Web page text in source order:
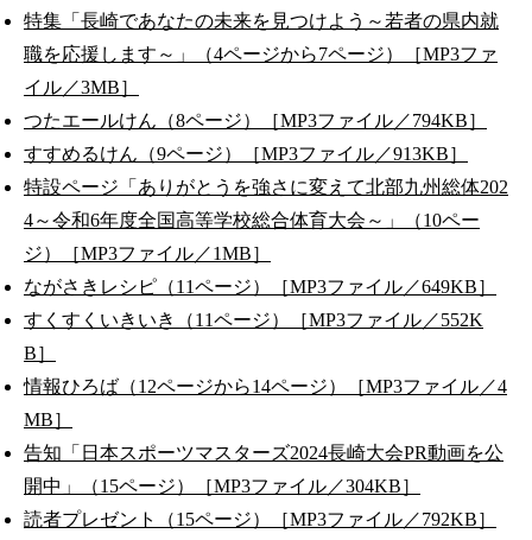
特集「長崎であなたの未来を見つけよう～若者の県内就
職を応援します～」（4ページから7ページ）［MP3ファ
イル／3MB］
つたエールけん（8ページ）［MP3ファイル／794KB］
すすめるけん（9ページ）［MP3ファイル／913KB］
特設ページ「ありがとうを強さに変えて北部九州総体202
4～令和6年度全国高等学校総合体育大会～」（10ペー
ジ）［MP3ファイル／1MB］
ながさきレシピ（11ページ）［MP3ファイル／649KB］
すくすくいきいき（11ページ）［MP3ファイル／552K
B］
情報ひろば（12ページから14ページ）［MP3ファイル／4
MB］
告知「日本スポーツマスターズ2024長崎大会PR動画を公
開中」（15ページ）［MP3ファイル／304KB］
読者プレゼント（15ページ）［MP3ファイル／792KB］